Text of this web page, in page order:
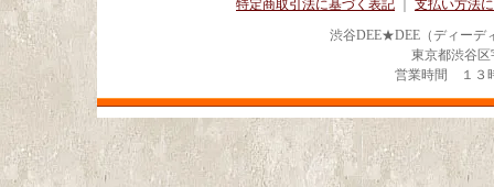
特定商取引法に基づく表記
支払い方法
渋谷DEE★DEE（ディーデ
東京都渋谷
営業時間 １３